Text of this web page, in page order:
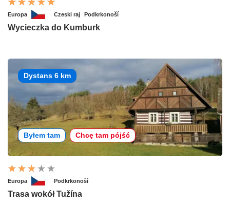
Europa Czeski raj Podkrkonoší
Wycieczka do Kumburk
Dystans 6 km
Byłem tam Chcę tam pójść
Europa Podkrkonoší
Trasa wokół Tužína